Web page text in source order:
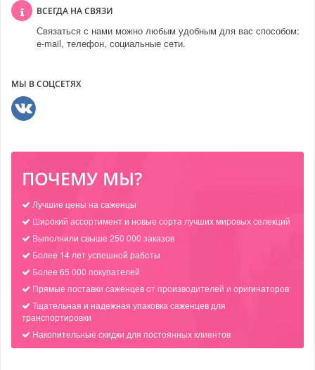
ВСЕГДА НА СВЯЗИ
Связаться с нами можно любым удобным для вас способом:
e-mail, телефон, социальные сети.
МЫ В СОЦСЕТЯХ
ПОЧЕМУ МЫ?
Лучшие цены на саженцы
Широкий ассортимент и новые сорта лучших мировых селекций
Выполнили свыше 250 000 заказов
Более 14 лет успешной работы
Более 65 000 покупателей
Прямые поставки саженцев от производителей и оригинаторов
Тщательная и надежная упаковка саженцев для
транспортировки
Накопительные скидки для постоянных клиентов